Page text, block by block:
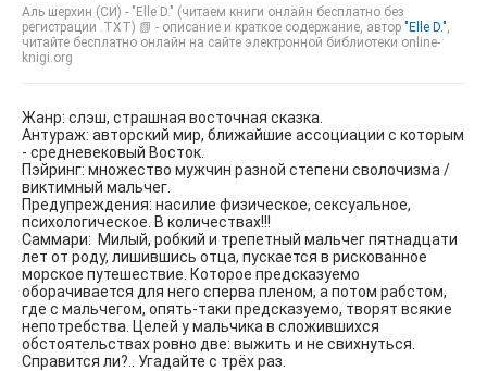
Аль шерхин (СИ) - "Elle D." (читаем книги онлайн бесплатно без
регистрации .TXT) 📗 - описание и краткое содержание, автор "Elle D.",
читайте бесплатно онлайн на сайте электронной библиотеки online-
knigi.org
Жанр: слэш, страшная восточная сказка.
Антураж: авторский мир, ближайшие ассоциации с которым
- средневековый Восток.
Пэйринг: множество мужчин разной степени сволочизма /
виктимный мальчег.
Предупреждения: насилие физическое, сексуальное,
психологическое. В количествах!!!
Саммари: Милый, робкий и трепетный мальчег пятнадцати
лет от роду, лишившись отца, пускается в рискованное
морское путешествие. Которое предсказуемо
оборачивается для него сперва пленом, а потом рабстом,
где с мальчегом, опять-таки предсказуемо, творят всякие
непотребства. Целей у мальчика в сложившихся
обстоятельствах ровно две: выжить и не свихнуться.
Справится ли?.. Угадайте с трёх раз.